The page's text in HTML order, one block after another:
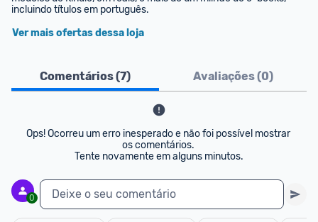
incluindo títulos em português.
Ver mais ofertas dessa loja
Comentários (7) Avaliações (0)
Ops! Ocorreu um erro inesperado e não foi possível mostrar
os comentários.
Tente novamente em alguns minutos.
0 Deixe o seu comentário